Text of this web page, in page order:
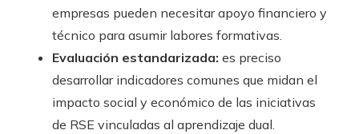
empresas pueden necesitar apoyo financiero y
técnico para asumir labores formativas.
Evaluación estandarizada: es preciso
desarrollar indicadores comunes que midan el
impacto social y económico de las iniciativas
de RSE vinculadas al aprendizaje dual.